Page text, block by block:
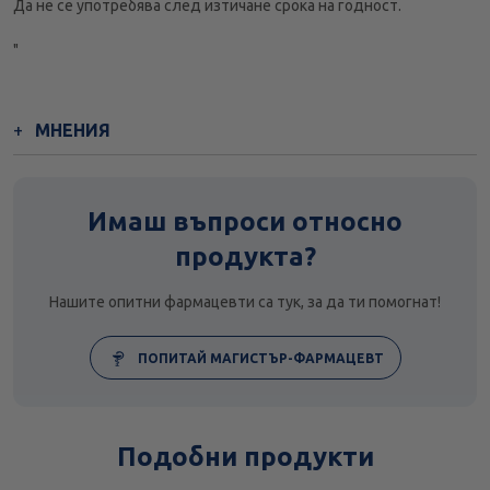
Да не се употребява след изтичане срока на годност.
"
МНЕНИЯ
Имаш въпроси относно
продукта?
Нашите опитни фармацевти са тук, за да ти помогнат!
ПОПИТАЙ МАГИСТЪР-ФАРМАЦЕВТ
Подобни продукти